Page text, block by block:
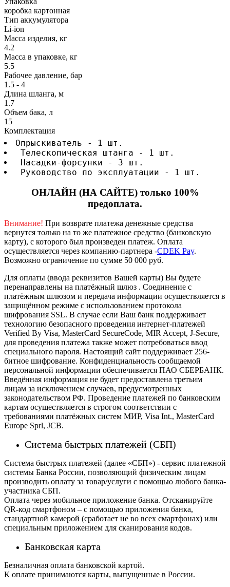
коробка картонная
Тип аккумулятора
Li-ion
Масса изделия, кг
4.2
Масса в упаковке, кг
5.5
Рабочее давление, бар
1.5 - 4
Длина шланга, м
1.7
Объем бака, л
15
Комплектация
Опрыскиватель - 1 шт.
Телескопическая штанга - 1 шт.
Насадки-форсунки - 3 шт.
Руководство по эксплуатации - 1 шт.
ОНЛАЙН (НА САЙТЕ) только 100%
предоплата.
Внимание! При возврате платежа денежные средства
вернутся только на то же платежное средство (банковскую
карту), с которого был произведен платеж. Оплата
осуществляется через компанию-партнера -CDEK Pay.
Возможно ограничение по сумме 50 000 руб.
Для оплаты (ввода реквизитов Вашей карты) Вы будете
перенаправлены на платёжный шлюз . Соединение с
платёжным шлюзом и передача информации осуществляется в
защищённом режиме с использованием протокола
шифрования SSL. В случае если Ваш банк поддерживает
технологию безопасного проведения интернет-платежей
Verified By Visa, MasterCard SecureCode, MIR Accept, J-Secure,
для проведения платежа также может потребоваться ввод
специального пароля. Настоящий сайт поддерживает 256-
битное шифрование. Конфиденциальность сообщаемой
персональной информации обеспечивается ПАО СБЕРБАНК.
Введённая информация не будет предоставлена третьим
лицам за исключением случаев, предусмотренных
законодательством РФ. Проведение платежей по банковским
картам осуществляется в строгом соответствии с
требованиями платёжных систем МИР, Visa Int., MasterCard
Europe Sprl, JCB.
Система быстрых платежей (СБП)
Система быстрых платежей (далее «СБП») - сервис платежной
системы Банка России, позволяющий физическим лицам
производить оплату за товар/услуги с помощью любого банка-
участника СБП.
Оплата через мобильное приложение банка. Отсканируйте
QR-код смартфоном – с помощью приложения банка,
стандартной камерой (сработает не во всех смартфонах) или
специальным приложением для сканирования кодов.
Банковская карта
Безналичная оплата банковской картой.
К оплате принимаются карты, выпущенные в России.